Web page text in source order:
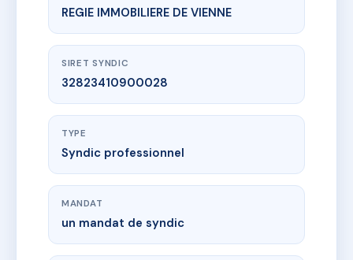
REGIE IMMOBILIERE DE VIENNE
SIRET SYNDIC
32823410900028
TYPE
Syndic professionnel
MANDAT
un mandat de syndic